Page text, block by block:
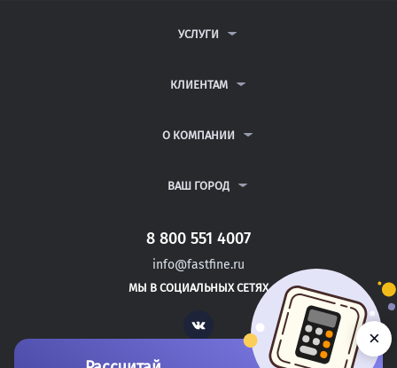
УСЛУГИ
ДИПЛОМНЫЕ РАБОТЫ
РЕФЕРАТЫ
КЛИЕНТАМ
ВОПРОСЫ И ОТВЕТЫ
ПОЛИТИКА КОНФИДЕНЦИАЛЬНОСТИ
О КОМПАНИИ
КОНТАКТЫ
ВАШ ГОРОД
САНКТ-ПЕТЕРБУРГ
КЛИН
ПУШКИН
8 800 551 4007
info@fastfine.ru
МЫ В СОЦИАЛЬНЫХ СЕТЯХ
Vk ×